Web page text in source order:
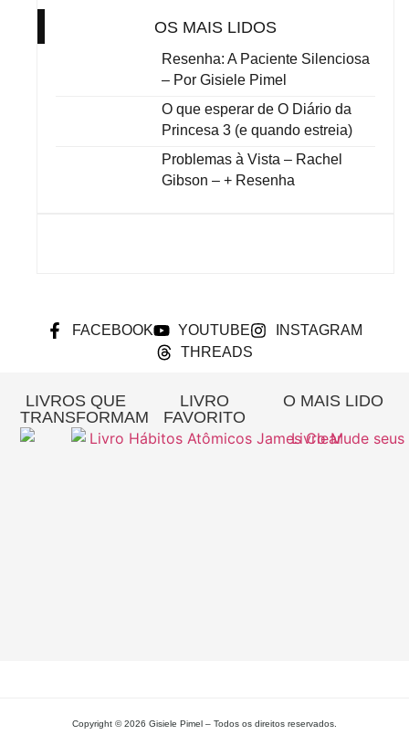
OS MAIS LIDOS
Resenha: A Paciente Silenciosa
– Por Gisiele Pimel
O que esperar de O Diário da
Princesa 3 (e quando estreia)
Problemas à Vista – Rachel
Gibson – + Resenha
FACEBOOK YOUTUBE
INSTAGRAM
THREADS
LIVROS QUE
TRANSFORMAM
LIVRO
FAVORITO
O MAIS LIDO
Copyright © 2026 Gisiele Pimel – Todos os direitos reservados.